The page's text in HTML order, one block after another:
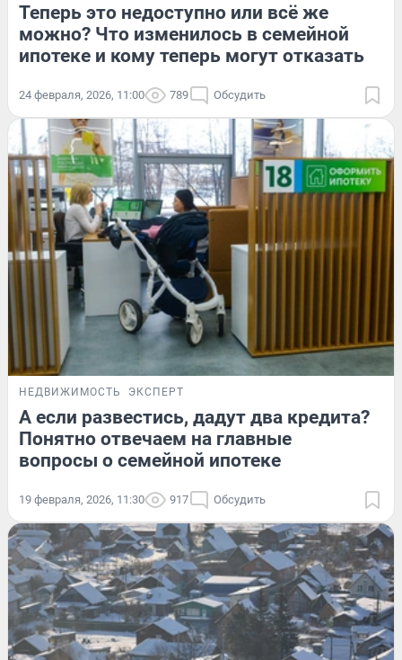
Теперь это недоступно или всё же
можно? Что изменилось в семейной
ипотеке и кому теперь могут отказать
24 февраля, 2026, 11:00 789 Обсудить
НЕДВИЖИМОСТЬ ЭКСПЕРТ
А если развестись, дадут два кредита?
Понятно отвечаем на главные
вопросы о семейной ипотеке
19 февраля, 2026, 11:30 917 Обсудить